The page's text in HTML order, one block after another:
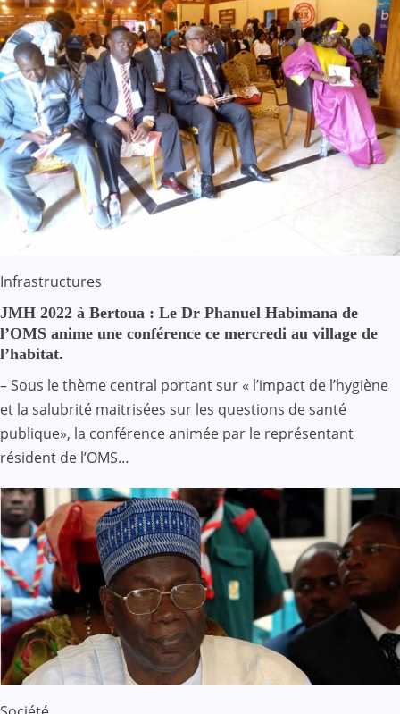
Infrastructures
JMH 2022 à Bertoua : Le Dr Phanuel Habimana de
l’OMS anime une conférence ce mercredi au village de
l’habitat.
– Sous le thème central portant sur « l’impact de l’hygiène
et la salubrité maitrisées sur les questions de santé
publique», la conférence animée par le représentant
résident de l’OMS…